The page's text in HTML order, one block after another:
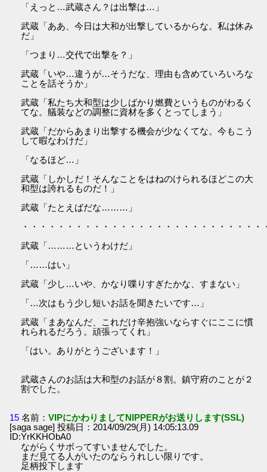
「えっと…武蔵さん？は出撃は…」
武蔵「ああ、今日は大和が出撃しているからな。私は休み
だ」
「つまり…交代で出撃を？」
武蔵「いや…違うが…そうだな、理由も含めていろいろな
ことを話そうか」
武蔵「私たち大和型は少しばかり燃費というものがわるく
てな。艤装などの調整に資材を多くとってしまう」
武蔵「だからあまり出撃する機会が少なくてな。今もこう
して暇なわけだ」
「なるほど…」
武蔵「しかしだ！そんなことをはねのけられるほどこの大
和型は誇れるものだ！」
武蔵「たとえばだな………」
・・・・・・・・・・・・・・・・・・・・・・・・・・
武蔵「………というわけだ」
「……はい」
武蔵「少し…いや、かなり喋りすぎたかな、すまない」
「…次はもう少し短いお話を聞きたいです…」
武蔵「まあなんだ、これだけ辛抱強いならすぐにここに慣
れられるだろう。頑張ってくれ」
「はい。ありがとうございます！」
武蔵さんのお話は大和型のお話が８割。鎮守府のことが２
割でした。
15 名前：VIPにかわりましてNIPPERがお送りします(SSL)
[saga sage] 投稿日：2014/09/29(月) 14:05:13.09
ID:YrKKHObA0
ながらくサボってすいませんでした。
まだ見てる人がいたのならうれしい限りです。
足柄投下します